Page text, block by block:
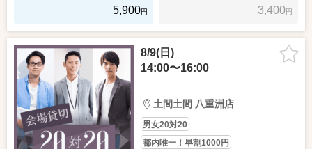
5,900円 3,400円
8/9(日)
14:00〜16:00
土間土間 八重洲店
男女20対20
都内唯一！早割1000円